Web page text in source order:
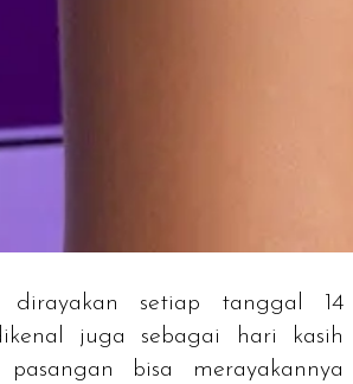
dirayakan setiap tanggal 14
juga sebagai hari kasih
bisa merayakannya